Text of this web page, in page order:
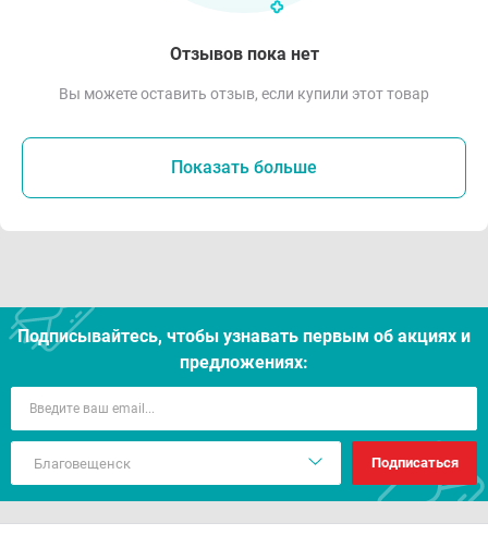
Отзывов пока нет
Вы можете оставить отзыв, если купили этот товар
Показать больше
Подписывайтесь, чтобы узнавать первым об акцияx и
предложениях:
Подписаться